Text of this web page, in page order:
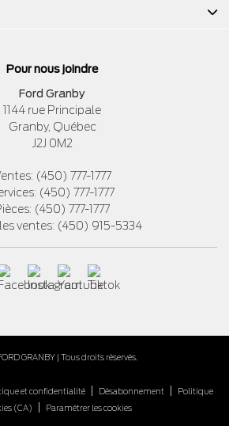
Pour nous joindre
Ford Granby
1144 rue Principale
Granby, Québec
J2J 0M2
(450) 777-1777
(450) 777-1777
(450) 777-1777
ventes: (450) 915-5334
GRANBY| Tous droits réservés.
et confidentialité Désabonnement
Politique
(CA)
Paramétrer les cookies